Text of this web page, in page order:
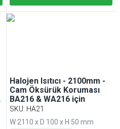
Halojen Isıtıcı - 2100mm -
Cam Öksürük Koruması
BA216 & WA216 için
SKU: HA21
W 2110 x D 100 x H 50 mm